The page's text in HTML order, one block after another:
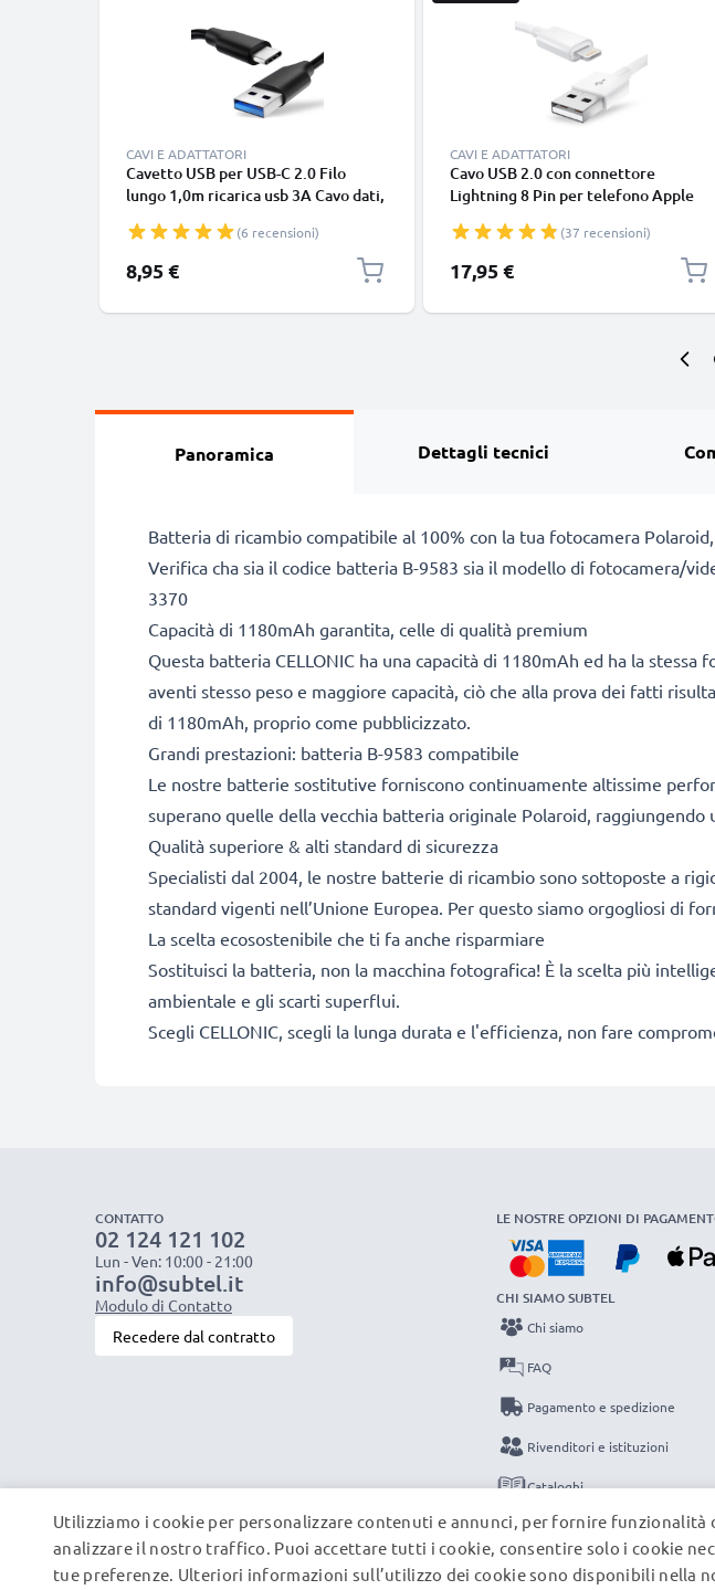
CAVI E ADATTATORI
Cavetto USB per USB-C 2.0 Filo
lungo 1,0m ricarica usb 3A Cavo dati,
smartphone (Samsung, Huawei,
Google Pixel), fotocamera Canon,
Panasonic Lumix, Sony connettore
(6 recensioni)
8,95 €
CAVI E ADATTATORI
Cavo USB 2.0 con connettore
Lightning 8 Pin per telefono Apple
SE filo di 1m cavetto dati & ricarica
in bianco per cellulare
(37 recensioni)
17,95 €
Panoramica Dettagli tecnici
Batteria di ricambio compatibile al 100% con la tua fotocamera
Verifica cha sia il codice batteria B-9583 sia il modello di fotocamera/
3370
Capacità di 1180mAh garantita, celle di qualità premium
Questa batteria CELLONIC ha una capacità di 1180mAh ed ha la
aventi stesso peso e maggiore capacità, ciò che alla prova dei fatti
di 1180mAh, proprio come pubblicizzato.
Grandi prestazioni: batteria B-9583 compatibile
Le nostre batterie sostitutive forniscono continuamente altissime
superano quelle della vecchia batteria originale Polaroid, raggiungendo
Qualità superiore & alti standard di sicurezza
Specialisti dal 2004, le nostre batterie di ricambio sono sottoposte a
standard vigenti nell’Unione Europea. Per questo siamo orgogliosi di
La scelta ecosostenibile che ti fa anche risparmiare
Sostituisci la batteria, non la macchina fotografica! È la scelta più
ambientale e gli scarti superflui.
Scegli CELLONIC, scegli la lunga durata e l'efficienza, non fare
CONTATTO
02 124 121 102
Lun - Ven: 10:00 - 21:00
info@subtel.it
Modulo di Contatto
Recedere dal contratto
LE NOSTRE OPZIONI DI
CHI SIAMO SUBTEL
Chi siamo
FAQ
Pagamento e spedizione
Rivenditori e istituzioni
Cataloghi
Contatti
Utilizziamo i cookie per personalizzare contenuti e annunci, per fornire funzionalità
analizzare il nostro traffico. Puoi accettare tutti i cookie, consentire solo i cookie
tue preferenze. Ulteriori informazioni sull’utilizzo dei cookie sono disponibili nella